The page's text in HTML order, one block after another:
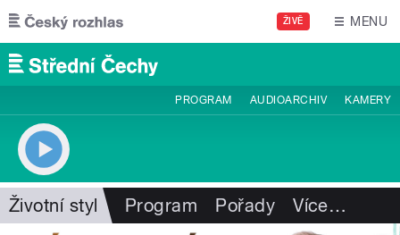
Přejít k hlavnímu obsahu
ŽIVĚ MENU
PROGRAM AUDIOARCHIV KAMERY
Životní styl Program Pořady Více…